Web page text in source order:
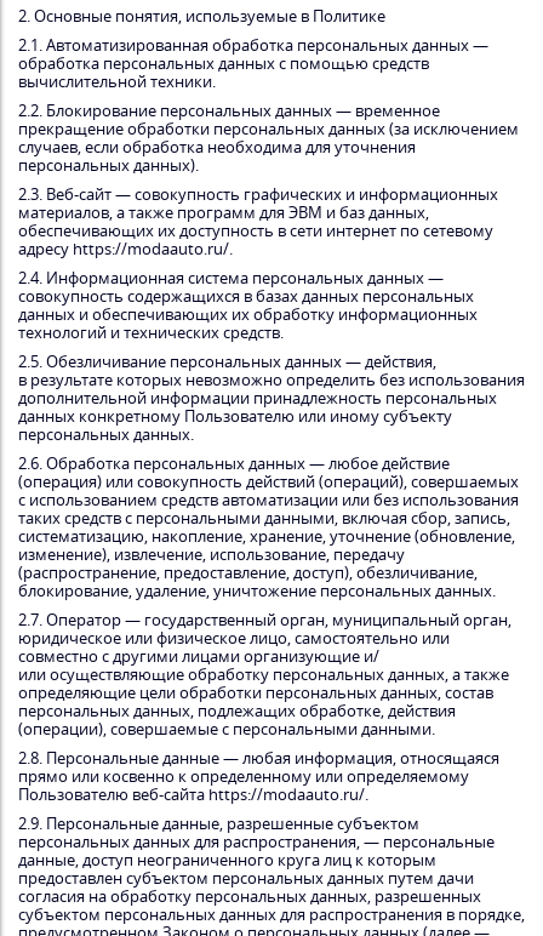
2. Основные понятия, используемые в Политике
2.1. Автоматизированная обработка персональных данных —
обработка персональных данных с помощью средств
вычислительной техники.
2.2. Блокирование персональных данных — временное
прекращение обработки персональных данных (за исключением
случаев, если обработка необходима для уточнения
персональных данных).
2.3. Веб-сайт — совокупность графических и информационных
материалов, а также программ для ЭВМ и баз данных,
обеспечивающих их доступность в сети интернет по сетевому
адресу https://modaauto.ru/.
2.4. Информационная система персональных данных —
совокупность содержащихся в базах данных персональных
данных и обеспечивающих их обработку информационных
технологий и технических средств.
2.5. Обезличивание персональных данных — действия,
в результате которых невозможно определить без использования
дополнительной информации принадлежность персональных
данных конкретному Пользователю или иному субъекту
персональных данных.
2.6. Обработка персональных данных — любое действие
(операция) или совокупность действий (операций), совершаемых
с использованием средств автоматизации или без использования
таких средств с персональными данными, включая сбор, запись,
систематизацию, накопление, хранение, уточнение (обновление,
изменение), извлечение, использование, передачу
(распространение, предоставление, доступ), обезличивание,
блокирование, удаление, уничтожение персональных данных.
2.7. Оператор — государственный орган, муниципальный орган,
юридическое или физическое лицо, самостоятельно или
совместно с другими лицами организующие и/
или осуществляющие обработку персональных данных, а также
определяющие цели обработки персональных данных, состав
персональных данных, подлежащих обработке, действия
(операции), совершаемые с персональными данными.
2.8. Персональные данные — любая информация, относящаяся
прямо или косвенно к определенному или определяемому
Пользователю веб-сайта https://modaauto.ru/.
2.9. Персональные данные, разрешенные субъектом
персональных данных для распространения, — персональные
данные, доступ неограниченного круга лиц к которым
предоставлен субъектом персональных данных путем дачи
согласия на обработку персональных данных, разрешенных
субъектом персональных данных для распространения в порядке,